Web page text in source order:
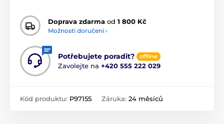
Doprava zdarma od 1 800 Kč
Možnosti doručení ›
Potřebujete poradit? offline
Zavolejte na +420 555 222 029
Kód produktu: P97155 Záruka: 24 měsíců